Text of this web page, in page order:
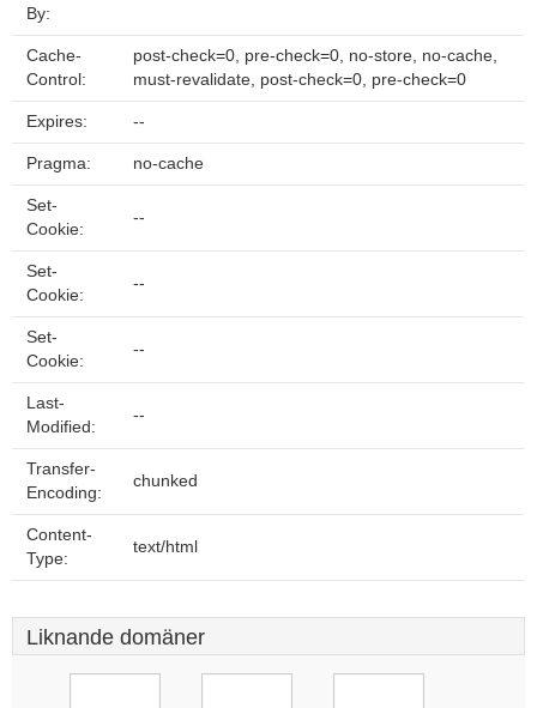
By:
Cache-
Control:
post-check=0, pre-check=0, no-store, no-cache,
must-revalidate, post-check=0, pre-check=0
Expires: --
Pragma: no-cache
Set-
Cookie:
--
Set-
Cookie:
--
Set-
Cookie:
--
Last-
Modified:
--
Transfer-
Encoding:
chunked
Content-
Type:
text/html
Liknande domäner